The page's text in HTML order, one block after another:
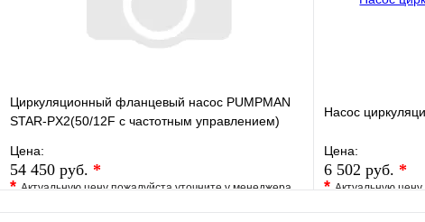
Циркуляционный фланцевый насос PUMPMAN
STAR-PX2(50/12F с частотным управлением)
Цена:
54 450 руб. *
*Актуальную цену пожалуйста уточните у менеджера
В избранное Сравнение
Насос
Цена:
6 502 руб. *
*Актуальную
В избранное